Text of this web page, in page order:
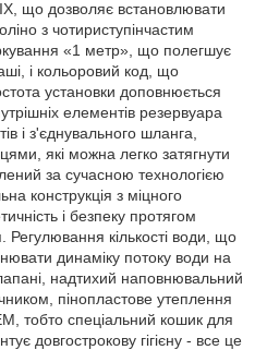
що дозволяє встановлювати
з чотириступінчастим
«1 метр», що полегшує
і кольоровий код, що
установки доповнюється
елементів резервуара
і з'єднувального шланга,
які можна легко затягнути
за сучасною технологією
конструкція з міцного
і безпеку протягом
Регулювання кількості води, що
динаміку потоку води на
надтихий наповнювальний
пінопластове утеплення
тобто спеціальний кошик для
довгострокову гігієну - все це